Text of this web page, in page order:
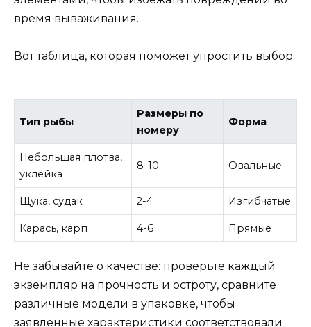
время вываживания.
Вот таблица, которая поможет упростить выбор:
Тип рыбы
Размеры по
номеру
Форма
Небольшая плотва,
уклейка
8-10 Овальные
Щука, судак 2-4 Изгибчатые
Карась, карп 4-6 Прямые
Не забывайте о качестве: проверьте каждый
экземпляр на прочность и остроту, сравните
различные модели в упаковке, чтобы
заявленные характеристики соответствовали